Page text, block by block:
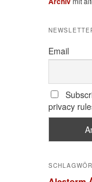
Email
privacy